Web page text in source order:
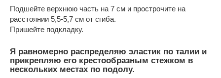
Подшейте верхнюю часть на 7 см и прострочите на
расстоянии 5,5-5,7 см от сгиба.
Пришейте подкладку.
Я равномерно распределяю эластик по талии и
прикрепляю его крестообразным стежком в
нескольких местах по подолу.